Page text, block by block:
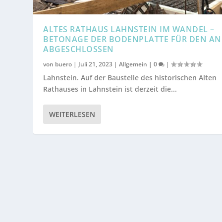
ALTES RATHAUS LAHNSTEIN IM WANDEL –
BETONAGE DER BODENPLATTE FÜR DEN
ABGESCHLOSSEN
von buero | Juli 21, 2023 |Allgemein |0 |
Lahnstein. Auf der Baustelle des historischen Alten
Rathauses in Lahnstein ist derzeit die...
WEITERLESEN